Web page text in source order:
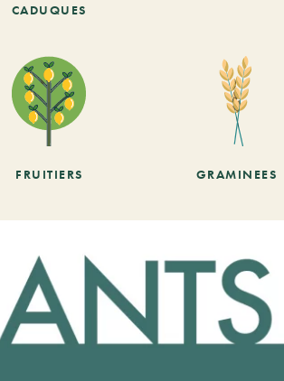
CADUQUES
FRUITIERS GRAMINEES